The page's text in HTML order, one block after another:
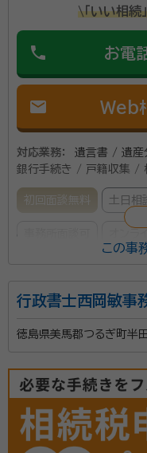
ます。 相続登記手続
税理士をご紹介させ
きについても、土地
す。 何か困りごとが
\「いい相続
phone お電
mail Web
対応業務：
遺言書 / 遺産
銀行手続き / 戸籍収集 /
初回面談無料 土日相
小笠原 哲二（おがさわら
account_circle 満足度 5.0
ご利
面談の感想
亡くなった父のことを親身
続の手順を教えてくださり
この事
行政書士西岡敏事
徳島県美馬郡つるぎ町半